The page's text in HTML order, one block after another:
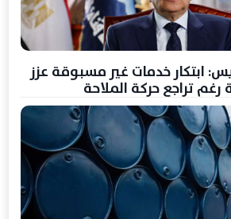
ابتكار خدمات غير مسبوقة عزز
رغم تراجع حركة الملاحة